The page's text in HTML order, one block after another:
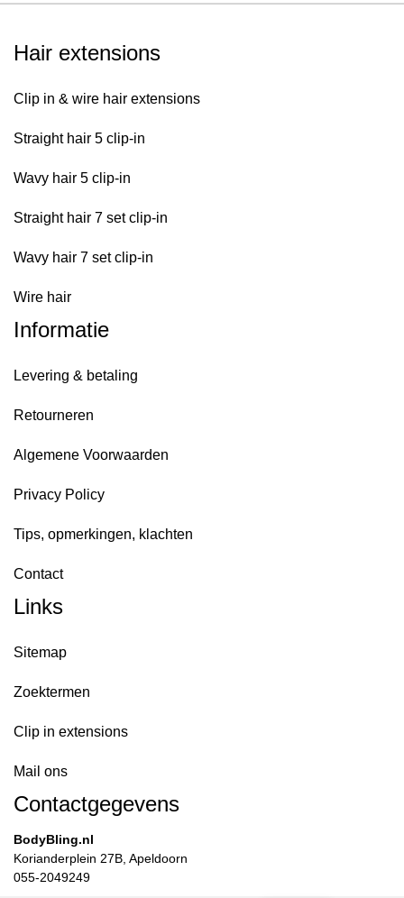
Hair extensions
Clip in & wire hair extensions
Straight hair 5 clip-in
Wavy hair 5 clip-in
Straight hair 7 set clip-in
Wavy hair 7 set clip-in
Wire hair
Informatie
Levering & betaling
Retourneren
Algemene Voorwaarden
Privacy Policy
Tips, opmerkingen, klachten
Contact
Links
Sitemap
Zoektermen
Clip in extensions
Mail ons
Contactgegevens
BodyBling.nl
Korianderplein 27B, Apeldoorn
055-2049249